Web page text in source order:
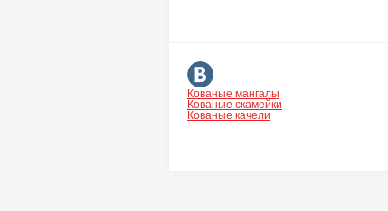
Кованые мангалы
Кованые скамейки
Кованые качели